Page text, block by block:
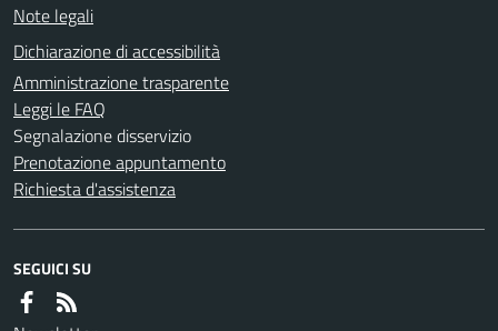
Note legali
Dichiarazione di accessibilità
Amministrazione trasparente
Leggi le FAQ
Segnalazione disservizio
Prenotazione appuntamento
Richiesta d'assistenza
SEGUICI SU